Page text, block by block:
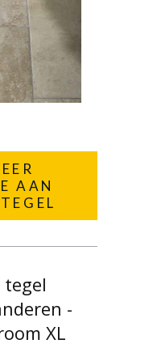
AAN
tegel
-
XL